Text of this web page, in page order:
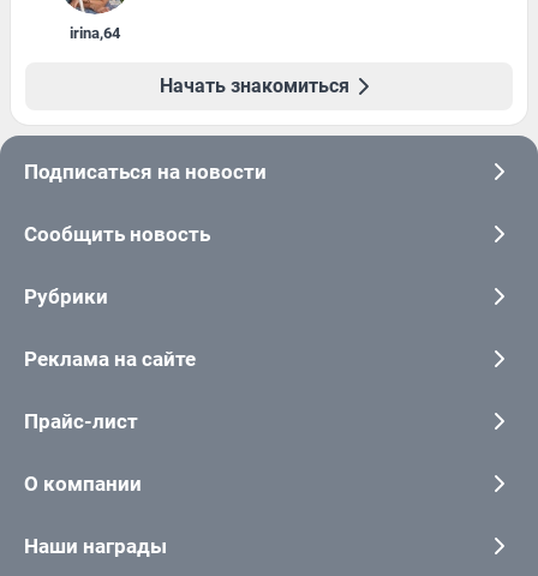
irina,64
Начать знакомиться
Подписаться на новости
Сообщить новость
Рубрики
Реклама на сайте
Прайс-лист
О компании
Наши награды